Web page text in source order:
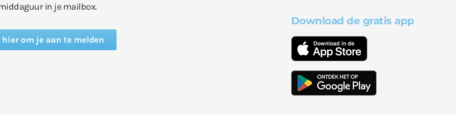
in je mailbox.
om je aan te melden
Download de gratis app